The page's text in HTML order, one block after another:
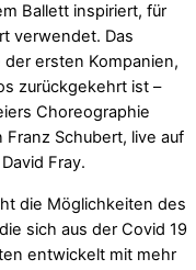
Ballett inspiriert, für
verwendet. Das
ersten Kompanien,
zurückgekehrt ist –
Choreographie
Franz Schubert, live auf
Fray.
die Möglichkeiten des
sich aus der Covid 19
entwickelt mit mehr